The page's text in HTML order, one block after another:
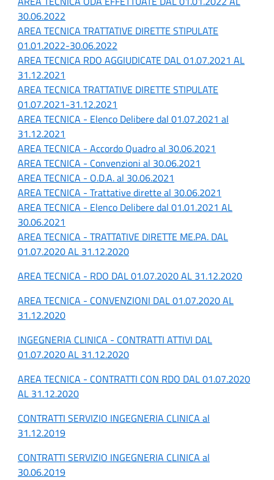
30.06.2022
AREA TECNICA TRATTATIVE DIRETTE STIPULATE
01.01.2022-30.06.2022
AREA TECNICA RDO AGGIUDICATE DAL 01.07.2021 AL
31.12.2021
AREA TECNICA TRATTATIVE DIRETTE STIPULATE
01.07.2021-31.12.2021
AREA TECNICA - Elenco Delibere dal 01.07.2021 al
31.12.2021
AREA TECNICA - Accordo Quadro al 30.06.2021
AREA TECNICA - Convenzioni al 30.06.2021
AREA TECNICA - O.D.A. al 30.06.2021
AREA TECNICA - Trattative dirette al 30.06.2021
AREA TECNICA - Elenco Delibere dal 01.01.2021 AL
30.06.2021
AREA TECNICA - TRATTATIVE DIRETTE ME.PA. DAL
01.07.2020 AL 31.12.2020
AREA TECNICA - RDO DAL 01.07.2020 AL 31.12.2020
AREA TECNICA - CONVENZIONI DAL 01.07.2020 AL
31.12.2020
INGEGNERIA CLINICA - CONTRATTI ATTIVI DAL
01.07.2020 AL 31.12.2020
AREA TECNICA - CONTRATTI CON RDO DAL 01.07.2020
AL 31.12.2020
CONTRATTI SERVIZIO INGEGNERIA CLINICA al
31.12.2019
CONTRATTI SERVIZIO INGEGNERIA CLINICA al
30.06.2019